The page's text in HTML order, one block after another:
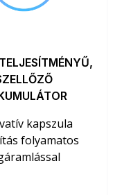
kapszula
folyamatos